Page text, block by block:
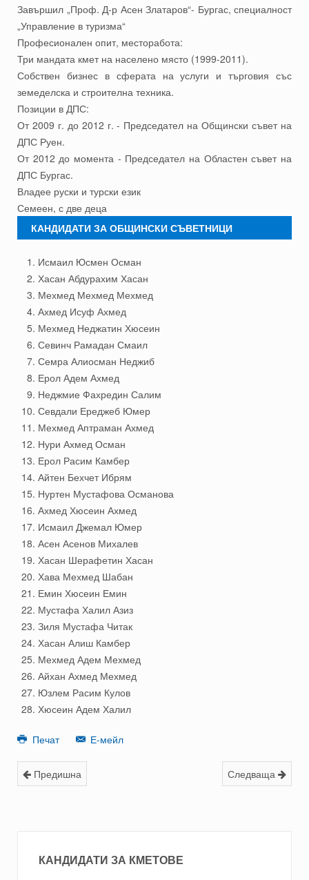
Завършил „Проф. Д-р Асен Златаров“- Бургас, специалност
„Управление в туризма“
Професионален опит, месторабота:
Три мандата кмет на населено място (1999-2011).
Собствен бизнес в сферата на услуги и търговия със
земеделска и строителна техника.
Позиции в ДПС:
От 2009 г. до 2012 г. - Председател на Общински съвет на
ДПС Руен.
От 2012 до момента - Председател на Областен съвет на
ДПС Бургас.
Владее руски и турски език
Семеен, с две деца
КАНДИДАТИ ЗА ОБЩИНСКИ СЪВЕТНИЦИ
Исмаил Юсмен Осман
Хасан Абдурахим Хасан
Мехмед Мехмед Мехмед
Ахмед Исуф Ахмед
Мехмед Неджатин Хюсеин
Севинч Рамадан Смаил
Семра Алиосман Неджиб
Ерол Адем Ахмед
Неджмие Фахредин Салим
Севдали Ереджеб Юмер
Мехмед Аптраман Ахмед
Нури Ахмед Осман
Ерол Расим Камбер
Айтен Бехчет Ибрям
Нуртен Мустафова Османова
Ахмед Хюсеин Ахмед
Исмаил Джемал Юмер
Асен Асенов Михалев
Хасан Шерафетин Хасан
Хава Мехмед Шабан
Емин Хюсеин Емин
Мустафа Халил Азиз
Зиля Мустафа Читак
Хасан Алиш Камбер
Мехмед Адем Мехмед
Айхан Ахмед Мехмед
Юзлем Расим Кулов
Хюсеин Адем Халил
Печат Е-мейл
Предишна Следваща
КАНДИДАТИ ЗА КМЕТОВЕ